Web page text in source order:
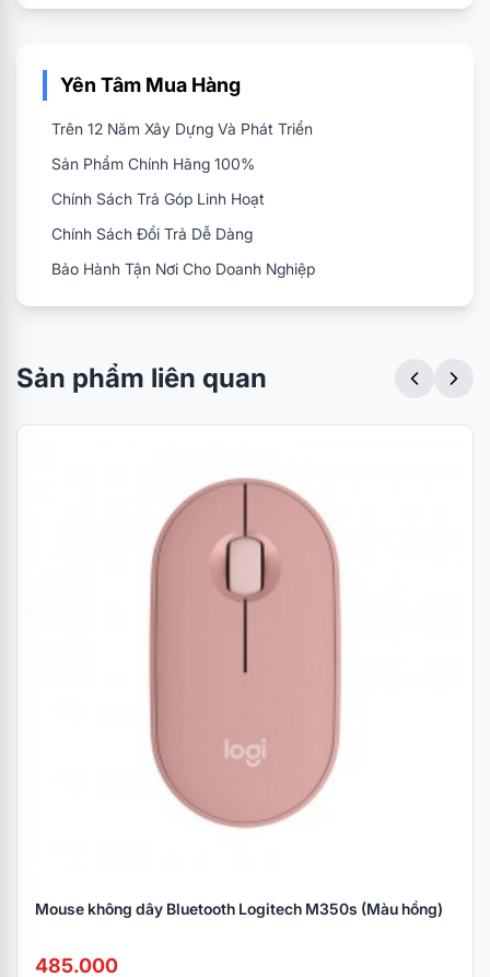
Yên Tâm Mua Hàng
Trên 12 Năm Xây Dựng Và Phát Triển
Sản Phẩm Chính Hãng 100%
Chính Sách Trả Góp Linh Hoạt
Chính Sách Đổi Trả Dễ Dàng
Bảo Hành Tận Nơi Cho Doanh Nghiệp
Sản phẩm liên quan
Mouse không dây Bluetooth Logitech M350s (Màu hồng)
485.000